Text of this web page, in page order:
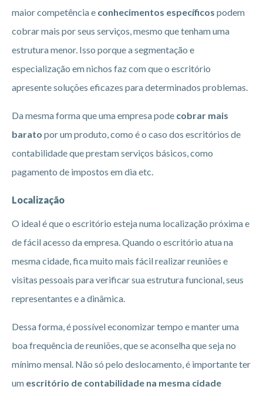
maior competência e conhecimentos específicos podem
cobrar mais por seus serviços, mesmo que tenham uma
estrutura menor. Isso porque a segmentação e
especialização em nichos faz com que o escritório
apresente soluções eficazes para determinados problemas.
Da mesma forma que uma empresa pode cobrar mais
barato por um produto, como é o caso dos escritórios de
contabilidade que prestam serviços básicos, como
pagamento de impostos em dia etc.
Localização
O ideal é que o escritório esteja numa localização próxima e
de fácil acesso da empresa. Quando o escritório atua na
mesma cidade, fica muito mais fácil realizar reuniões e
visitas pessoais para verificar sua estrutura funcional, seus
representantes e a dinâmica.
Dessa forma, é possível economizar tempo e manter uma
boa frequência de reuniões, que se aconselha que seja no
mínimo mensal. Não só pelo deslocamento, é importante ter
um escritório de contabilidade na mesma cidade